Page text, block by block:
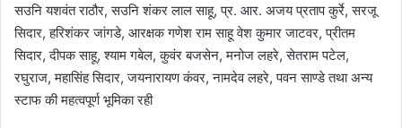
सउनि यशवंत राठौर, सउनि शंकर लाल साहू, प्र. आर. अजय प्रताप कुर्रे, सरजू
सिदार, हरिशंकर जांगडे, आरक्षक गणेश राम साहू वेश कुमार जाटवर, प्रीतम
सिदार, दीपक साहू, श्याम गबेल, कुवंर बजसेन, मनोज लहरे, सेतराम पटेल,
रघुराज, महासिंह सिदार, जयनारायण कंवर, नामदेव लहरे, पवन साण्डे तथा अन्य
स्टाफ की महत्वपूर्ण भूमिका रही